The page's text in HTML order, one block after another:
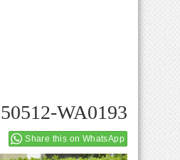
WA0193
Share this on WhatsApp